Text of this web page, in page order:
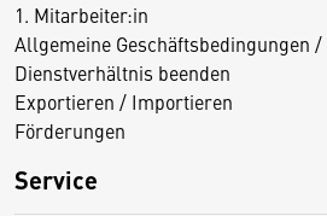
1. Mitarbeiter:in
Allgemeine Geschäftsbedingungen /
Dienstverhältnis beenden
Exportieren / Importieren
Förderungen
Service